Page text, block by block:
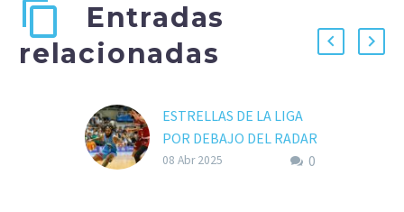
Entradas
relacionadas
ESTRELLAS DE LA LIGA
POR DEBAJO DEL RADAR
(I)
0
08 Abr 2025